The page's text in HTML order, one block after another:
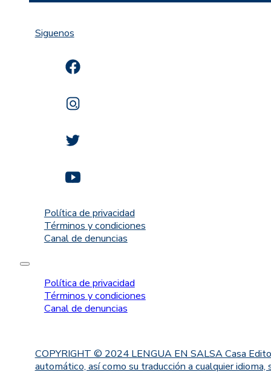
Siguenos
Política de privacidad
Términos y condiciones
Canal de denuncias
Política de privacidad
Términos y condiciones
Canal de denuncias
COPYRIGHT © 2024 LENGUA EN SALSA Casa
automático, así como su traducción a cualquier